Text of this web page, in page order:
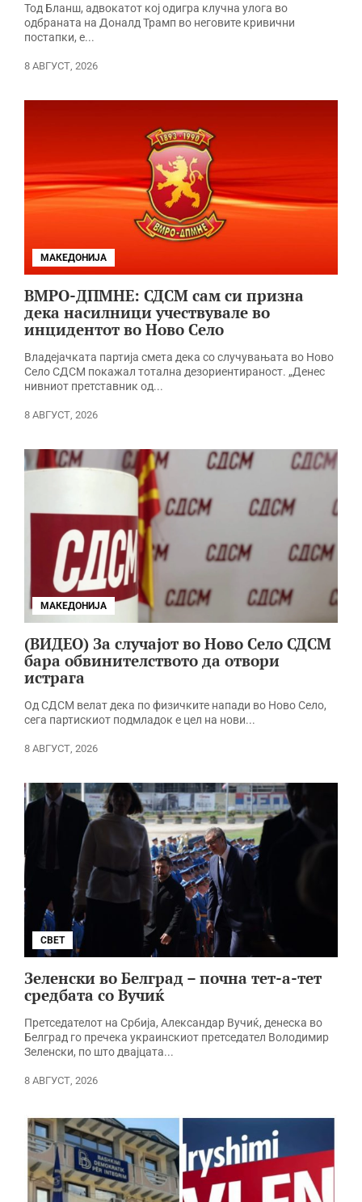
Тод Бланш, адвокатот кој одигра клучна улога во
одбраната на Доналд Трамп во неговите кривични
постапки, е...
8 АВГУСТ, 2026
МАКЕДОНИЈА
ВМРО-ДПМНЕ: СДСМ сам си призна
дека насилници учествувале во
инцидентот во Ново Село
Владејачката партија смета дека со случувањата во Ново
Село СДСМ покажал тотална дезориентираност. „Денес
нивниот претставник од...
8 АВГУСТ, 2026
МАКЕДОНИЈА
(ВИДЕО) За случајот во Ново Село СДСМ
бара обвинителството да отвори
истрага
Од СДСМ велат дека по физичките напади во Ново Село,
сега партискиот подмладок е цел на нови...
8 АВГУСТ, 2026
СВЕТ
Зеленски во Белград – почна тет-а-тет
средбата со Вучиќ
Претседателот на Србија, Александар Вучиќ, денеска во
Белград го пречека украинскиот претседател Володимир
Зеленски, по што двајцата...
8 АВГУСТ, 2026